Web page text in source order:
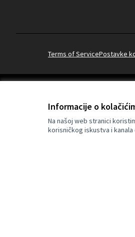
Informacije o
Na našoj web stranici
korisničkog iskustva i
Terms of ServicePostavke
(Vanjska poveznica)
Za izradu internetske stranice